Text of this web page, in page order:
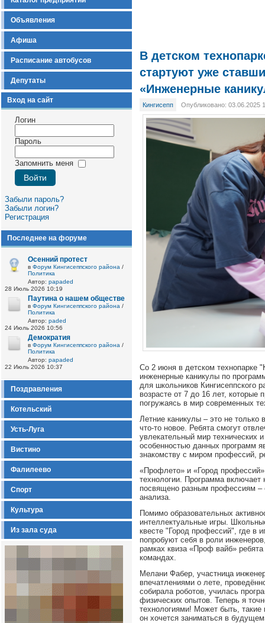
Объявления
Афиша
Расписание автобусов
Депутаты
Вход на сайт
Логин
Пароль
Запомнить меня
Забыли пароль?
Забыли логин?
Регистрация
Последнее на форуме
Осенний протест
в Форум Кингисеппского района /
Политика
Автор: papaded
28 Июль 2026 10:19
Паутина о нашем обществе
в Форум Кингисеппского района /
Политика
Автор: paded
24 Июль 2026 10:56
Демократия
в Форум Кингисеппского района /
Политика
Автор: papaded
22 Июль 2026 10:37
Поздравления
Котельский
Усть-Луга
Вистино
Фалилеево
Спорт
Культура
Из зала суда
В детском
стартуют уже
«Инженерные
Кингисепп Опубликовано: 03.06.2025
Со 2 июня в детском технопарке
инженерные каникулы по
для школьников Кингисеппского
возрасте от 7 до 16 лет, которые
погружаясь в мир современных
Летние каникулы – это не только
что-то новое. Ребята смогут
увлекательный мир технических
особенностью данных программ
знакомству с миром профессий,
«Профлето» и «Город профессий»
технологии. Программа включает
посвящено разным профессиям –
анализа.
Помимо образовательных
интеллектуальные игры.
квесте "Город профессий", где в
попробуют себя в роли
рамках квиза «Проф вайб»
командах.
Мелани Фабер, участница
впечатлениями о лете,
собирала роботов, училась
физических опытов. Теперь я
технологиями! Может быть,
он хочется заниматься в